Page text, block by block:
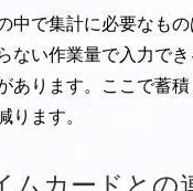
中で集計に必要なも
ない作業量で入力で
あります。ここで蓄
ります。